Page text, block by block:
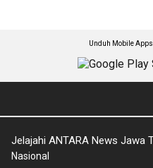
Unduh Mobile
Jelajahi ANTARA News Jawa
Nasional